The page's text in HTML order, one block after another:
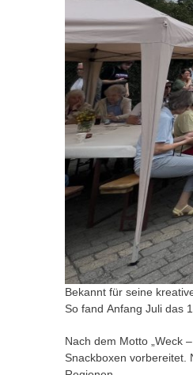
Bekannt für seine
So fand Anfang Juli das
Nach dem Motto „Weck
Snackboxen vorbereitet.